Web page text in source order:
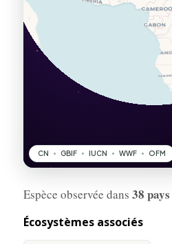
Espèce observée dans 38 pays
Écosystèmes associés